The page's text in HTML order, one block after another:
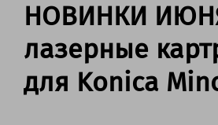
НОВИНКИ
лазерные
для Konica